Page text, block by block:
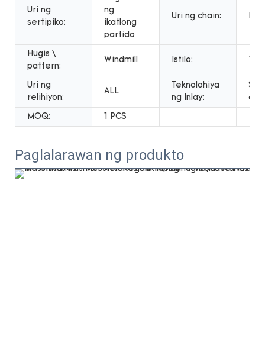
Uri ng
sertipiko:
ng
ikatlong
partido
Uri ng chain:
Hugis \
pattern:
Windmill Istilo:
Uri ng
relihiyon:
ALL
Teknolohiya
ng Inlay:
MOQ: 1 PCS
Paglalarawan ng produkto